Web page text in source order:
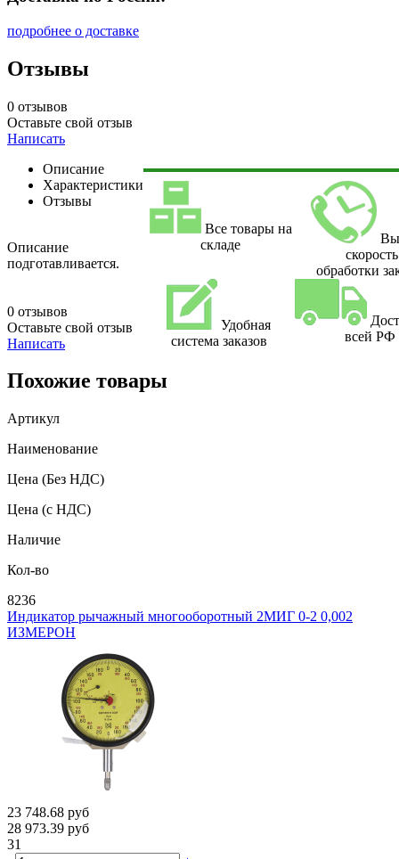
подробнее о доставке
Отзывы
0 отзывов
Оставьте свой отзыв
Написать
Описание
Характеристики
Отзывы
Описание
подготавливается.
0 отзывов
Оставьте свой отзыв
Написать
Все товары на
складе
скорость
обработки
Удобная
система заказов
всей РФ
Похожие товары
Артикул
Наименование
Цена (Без НДС)
Цена (с НДС)
Наличие
Кол-во
8236
Индикатор рычажный многооборотный 2МИГ 0-2 0,002
ИЗМЕРОН
23 748.68 руб
28 973.39 руб
31